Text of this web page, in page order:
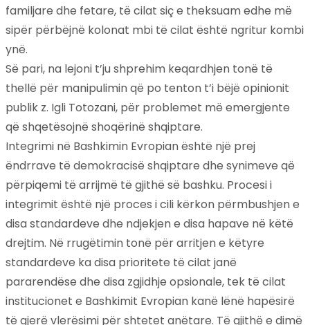
familjare dhe fetare, të cilat siç e theksuam edhe më
sipër përbëjnë kolonat mbi të cilat është ngritur kombi
ynë.
Së pari, na lejoni t’ju shprehim keqardhjen tonë të
thellë për manipulimin që po tenton t’i bëjë opinionit
publik z. Igli Totozani, për problemet më emergjente
që shqetësojnë shoqërinë shqiptare.
Integrimi në Bashkimin Evropian është një prej
ëndrrave të demokracisë shqiptare dhe synimeve që
përpiqemi të arrijmë të gjithë së bashku. Procesi i
integrimit është një proces i cili kërkon përmbushjen e
disa standardeve dhe ndjekjen e disa hapave në këtë
drejtim. Në rrugëtimin tonë për arritjen e këtyre
standardeve ka disa prioritete të cilat janë
pararendëse dhe disa zgjidhje opsionale, tek të cilat
institucionet e Bashkimit Evropian kanë lënë hapësirë
të gjerë vlerësimi për shtetet anëtare. Të gjithë e dimë